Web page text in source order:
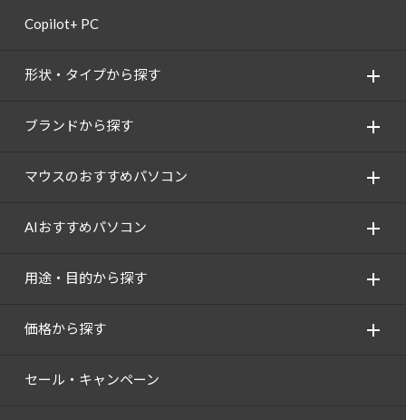
Copilot+ PC
形状・タイプから探す
ブランドから探す
マウスのおすすめパソコン
AIおすすめパソコン
用途・目的から探す
価格から探す
セール・キャンペーン